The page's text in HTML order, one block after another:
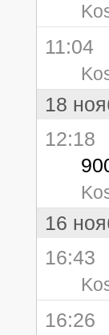
11:04
18
12:18
16
16:43
16:26